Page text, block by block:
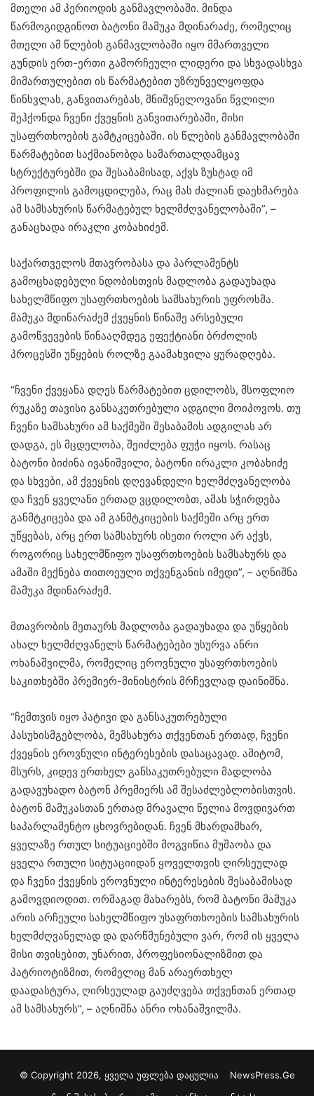
მთელი ამ პერიოდის განმავლობაში. მინდა
წარმოგიდგინოთ ბატონი მამუკა მდინარაძე, რომელიც
მთელი ამ წლების განმავლობაში იყო მმართველი
გუნდის ერთ-ერთი გამორჩეული ლიდერი და სხვადასხვა
მიმართულებით ის წარმატებით უზრუნველყოფდა
წინსვლას, განვითარებას, მნიშვნელოვანი წვლილი
შეჰქონდა ჩვენი ქვეყნის განვითარებაში, მისი
უსაფრთხოების გამტკიცებაში. ის წლების განმავლობაში
წარმატებით საქმიანობდა სამართალდამცავ
სტრუქტურებში და შესაბამისად, აქვს ზუსტად იმ
პროფილის გამოცდილება, რაც მას ძალიან დაეხმარება
ამ სამსახურის წარმატებულ ხელმძღვანელობაში”, –
განაცხადა ირაკლი კობახიძემ.
საქართველოს მთავრობასა და პარლამენტს
გამოცხადებული ნდობისთვის მადლობა გადაუხადა
სახელმწიფო უსაფრთხოების სამსახურის უფროსმა.
მამუკა მდინარაძემ ქვეყნის წინაშე არსებული
გამოწვევების წინააღმდეგ ეფექტიანი ბრძოლის
პროცესში უწყების როლზე გაამახვილა ყურადღება.
“ჩვენი ქვეყანა დღეს წარმატებით ცდილობს, მსოფლიო
რუკაზე თავისი განსაკუთრებული ადგილი მოიპოვოს. თუ
ჩვენი სამსახური ამ საქმეში შესაბამის ადგილას არ
დადგა, ეს მცდელობა, შეიძლება ფუჭი იყოს. რასაც
ბატონი ბიძინა ივანიშვილი, ბატონი ირაკლი კობახიძე
და სხვები, ამ ქვეყნის დღევანდელი ხელმძღვანელობა
და ჩვენ ყველანი ერთად ვცდილობთ, ამას სჭირდება
განმტკიცება და ამ განმტკიცების საქმეში არც ერთ
უწყებას, არც ერთ სამსახურს ისეთი როლი არ აქვს,
როგორიც სახელმწიფო უსაფრთხოების სამსახურს და
ამაში მექნება თითოეული თქვენგანის იმედი”, – აღნიშნა
მამუკა მდინარაძემ.
მთავრობის მეთაურს მადლობა გადაუხადა და უწყების
ახალ ხელმძღვანელს წარმატებები უსურვა ანრი
ოხანაშვილმა, რომელიც ეროვნული უსაფრთხოების
საკითხებში პრემიერ-მინისტრის მრჩევლად დაინიშნა.
“ჩემთვის იყო პატივი და განსაკუთრებული
პასუხისმგებლობა, მემსახურა თქვენთან ერთად, ჩვენი
ქვეყნის ეროვნული ინტერესების დასაცავად. ამიტომ,
მსურს, კიდევ ერთხელ განსაკუთრებული მადლობა
გადავუხადო ბატონ პრემიერს ამ შესაძლებლობისთვის.
ბატონ მამუკასთან ერთად მრავალი წელია მოვდივართ
საპარლამენტო ცხოვრებიდან. ჩვენ მხარდამხარ,
ყველაზე რთულ სიტუაციებში მოგვიწია მუშაობა და
ყველა რთული სიტუაციიდან ყოველთვის ღირსეულად
და ჩვენი ქვეყნის ეროვნული ინტერესების შესაბამისად
გამოვდიოდით. ორმაგად მახარებს, რომ ბატონი მამუკა
არის არჩეული სახელმწიფო უსაფრთხოების სამსახურის
ხელმძღვანელად და დარწმუნებული ვარ, რომ ის ყველა
მისი თვისებით, უნარით, პროფესიონალიზმით და
პატრიოტიზმით, რომელიც მან არაერთხელ
დაადასტურა, ღირსეულად გაუძღვება თქვენთან ერთად
ამ სამსახურს”, – აღნიშნა ანრი ოხანაშვილმა.
© Copyright 2026, ყველა უფლება დაცულია NewsPress.Ge